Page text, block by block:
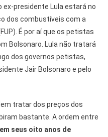
ex-presidente Lula estará no
dos combustíveis com a
É por aí que os petistas
Bolsonaro. Lula não tratará
dos governos petistas,
Jair Bolsonaro e pelo
tratar dos preços dos
bastante. A ordem entre
seus oito anos de